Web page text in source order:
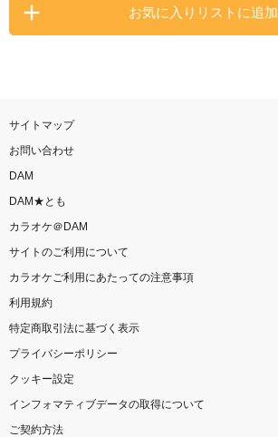
お気に入りリストに追加
サイトマップ
お問い合わせ
DAM
DAM★とも
カラオケ＠DAM
サイトのご利用について
カラオケご利用にあたっての注意事項
利用規約
特定商取引法に基づく表示
プライバシーポリシー
クッキー設定
インフォマティブデータの取得について
ご契約方法